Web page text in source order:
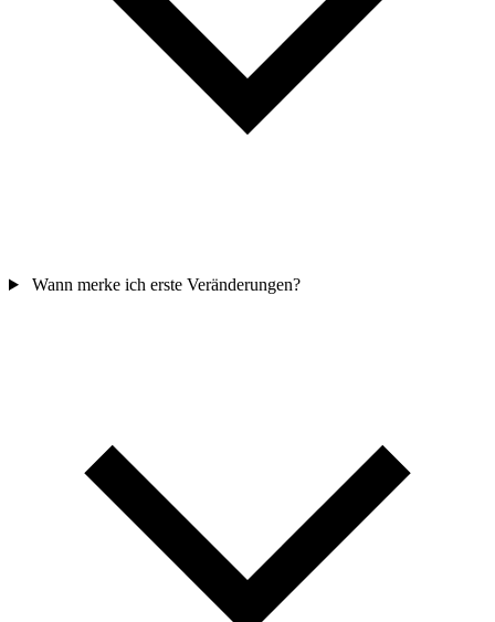
Wann merke ich erste Veränderungen?